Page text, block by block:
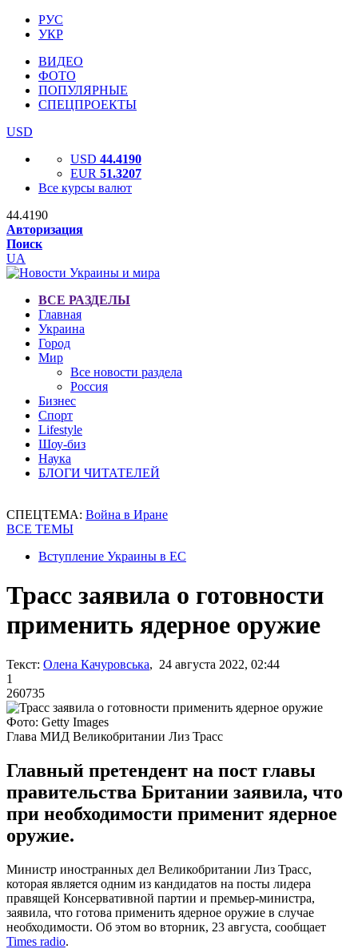
РУС
УКР
ВИДЕО
ФОТО
ПОПУЛЯРНЫЕ
СПЕЦПРОЕКТЫ
USD
USD 44.4190
EUR 51.3207
Все курсы валют
44.4190
Авторизация
Поиск
UA
ВСЕ РАЗДЕЛЫ
Главная
Украина
Город
Мир
Все новости раздела
Россия
Бизнес
Спорт
Lifestyle
Шоу-биз
Наука
БЛОГИ ЧИТАТЕЛЕЙ
СПЕЦТЕМА: Война в Иране
ВСЕ ТЕМЫ
Вступление Украины в ЕС
Трасс заявила о готовности
применить ядерное оружие
Текст: Олена Качуровська, 24 августа 2022, 02:44
1
260735
Фото: Getty Images
Глава МИД Великобритании Лиз Трасс
Главный претендент на пост главы
правительства Британии заявила, что
при необходимости применит ядерное
оружие.
Министр иностранных дел Великобритании Лиз Трасс,
которая является одним из кандидатов на посты лидера
правящей Консервативной партии и премьер-министра,
заявила, что готова применить ядерное оружие в случае
необходимости. Об этом во вторник, 23 августа, сообщает
Times radio.